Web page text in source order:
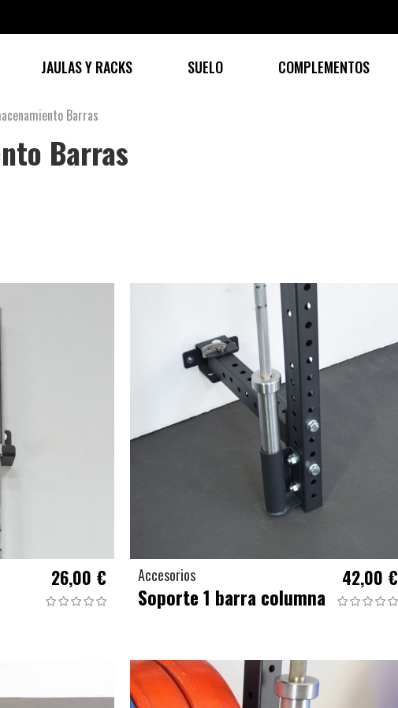
JAULAS Y RACKS SUELO COMPLEMENTOS
Barras
Barras
26,00 € Accesorios
Soporte 1 barra columna
42,00 €